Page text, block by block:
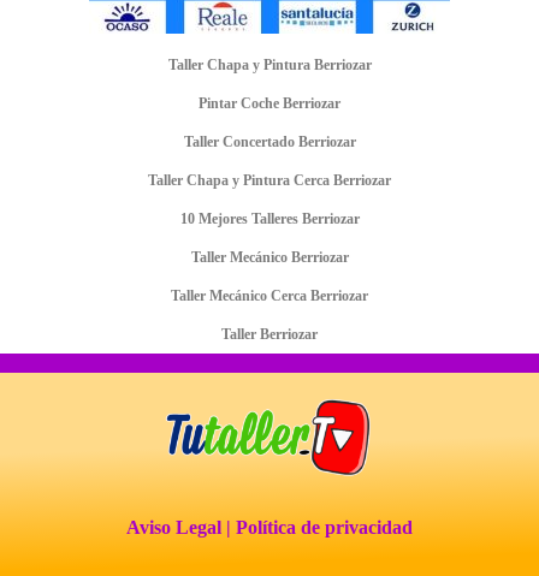
Taller Chapa y Pintura Berriozar
Pintar Coche Berriozar
Taller Concertado Berriozar
Taller Chapa y Pintura Cerca Berriozar
10 Mejores Talleres Berriozar
Taller Mecánico Berriozar
Taller Mecánico Cerca Berriozar
Taller Berriozar
Aviso Legal | Política de privacidad